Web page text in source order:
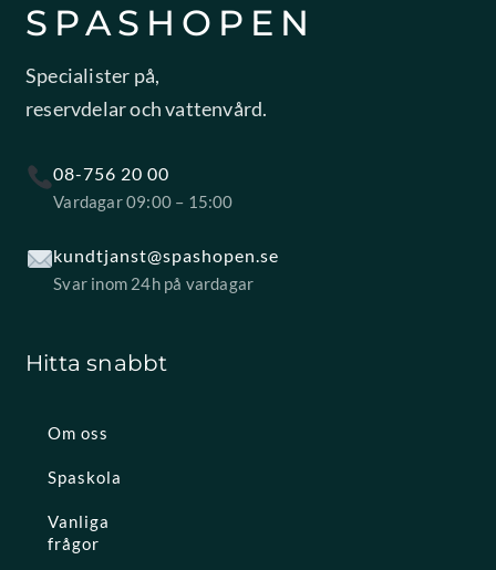
SPASHOPEN
Specialister på,
reservdelar och vattenvård.
08-756 20 00
Vardagar 09:00 – 15:00
kundtjanst@spashopen.se
Svar inom 24h på vardagar
Hitta snabbt
Om oss
Spaskola
Vanliga
frågor